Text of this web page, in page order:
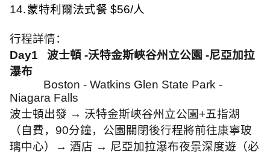
14.蒙特利爾法式餐 $56/人
行程詳情：
Day1 波士頓 -沃特金斯峽谷州立公園 -尼亞加拉
瀑布
Boston - Watkins Glen State Park -
Niagara Falls
波士頓出發 → 沃特金斯峽谷州立公園+五指湖
（自費， 90分鐘，公園關閉後行程將前往康寧玻
璃中心）
→ 酒店 → 尼亞加拉瀑布夜景深度遊（必